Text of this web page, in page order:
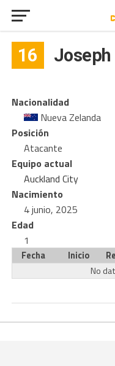
16 Joseph
Nacionalidad
Nueva Zelanda
Posición
Atacante
Equipo actual
Auckland City
Nacimiento
4 junio, 2025
Edad
1
Fecha Inicio
No